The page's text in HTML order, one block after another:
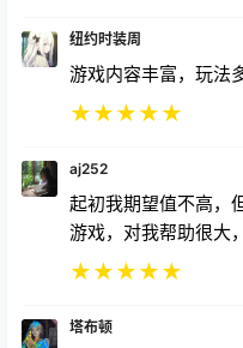
纽约时装周
游戏内容丰富，玩法
★★★★★
aj252
起初我期望值不高，
游戏，对我帮助很大
★★★★★
塔布顿